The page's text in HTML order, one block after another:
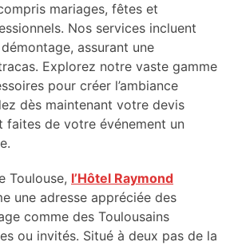
mariages, fêtes et
Nos services incluent
assurant une
Explorez notre vaste gamme
pour créer l’ambiance
dès maintenant votre devis
faites de votre événement un
Toulouse, l’Hôtel Raymond
une adresse appréciée des
comme des Toulousains
ou invités. Situé à deux pas de la